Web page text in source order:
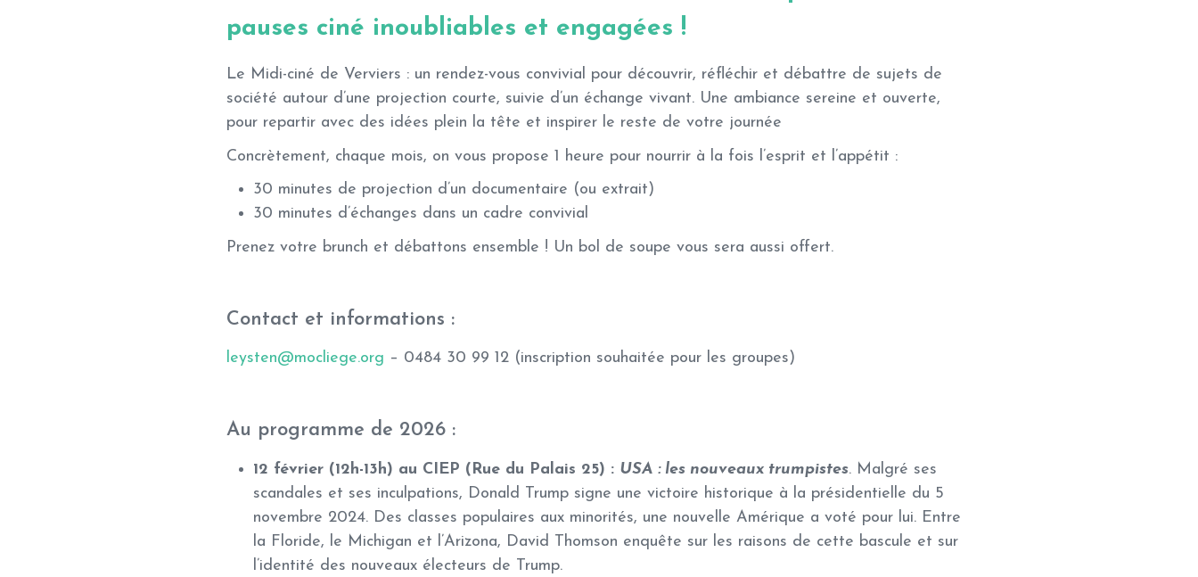
pauses ciné inoubliables et engagées !
Le Midi-ciné de Verviers : un rendez-vous convivial pour découvrir, réfléchir et débattre de sujets de
société autour d’une projection courte, suivie d’un échange vivant. Une ambiance sereine et ouverte,
pour repartir avec des idées plein la tête et inspirer le reste de votre journée
Concrètement, chaque mois, on vous propose 1 heure pour nourrir à la fois l’esprit et l’appétit :
30 minutes de projection d’un documentaire (ou extrait)
30 minutes d’échanges dans un cadre convivial
Prenez votre brunch et débattons ensemble ! Un bol de soupe vous sera aussi offert.
Contact et informations :
leysten@mocliege.org – 0484 30 99 12 (inscription souhaitée pour les groupes)
Au programme de 2026 :
12 février (12h-13h) au CIEP (Rue du Palais 25) : USA : les nouveaux trumpistes. Malgré ses
scandales et ses inculpations, Donald Trump signe une victoire historique à la présidentielle du 5
novembre 2024. Des classes populaires aux minorités, une nouvelle Amérique a voté pour lui. Entre
la Floride, le Michigan et l’Arizona, David Thomson enquête sur les raisons de cette bascule et sur
l’identité des nouveaux électeurs de Trump.